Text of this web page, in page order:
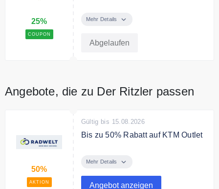
25%
COUPON
betroffen und der Gutschein kann
Mehr Details
Abgelaufen
Angebote, die zu Der Ritzler passen
50%
AKTION
Gültig bis 15.08.2026
Bis zu 50% Rabatt auf KTM Outlet
Bikes und Fahrräder zu besonders
komfortables E-Citybike,
Mehr Details
Angebot anzeigen